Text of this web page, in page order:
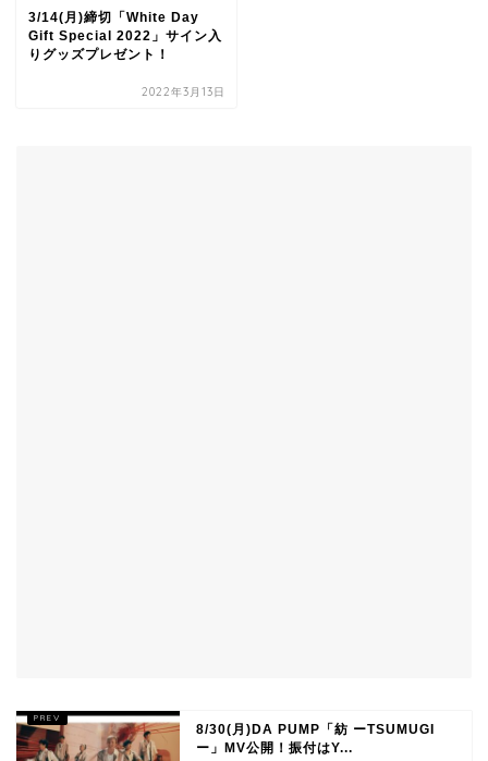
3/14(月)締切「White Day
Gift Special 2022」サイン入
りグッズプレゼント！
2022年3月13日
8/30(月)DA PUMP「紡 ーTSUMUGI
ー」MV公開！振付はY...